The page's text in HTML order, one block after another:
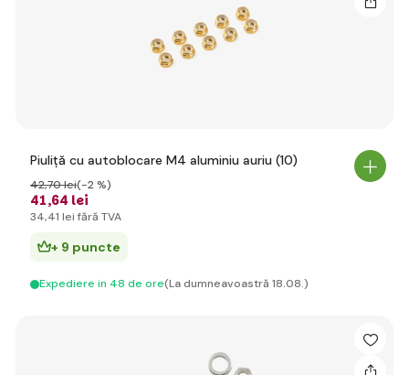
Piuliță cu autoblocare M4 aluminiu auriu (10)
41,64 lei
42,70 lei(-2 %)
34,41 lei fără TVA
+ 9 puncte
Expediere in 48 de ore(La dumneavoastră 18.08.)